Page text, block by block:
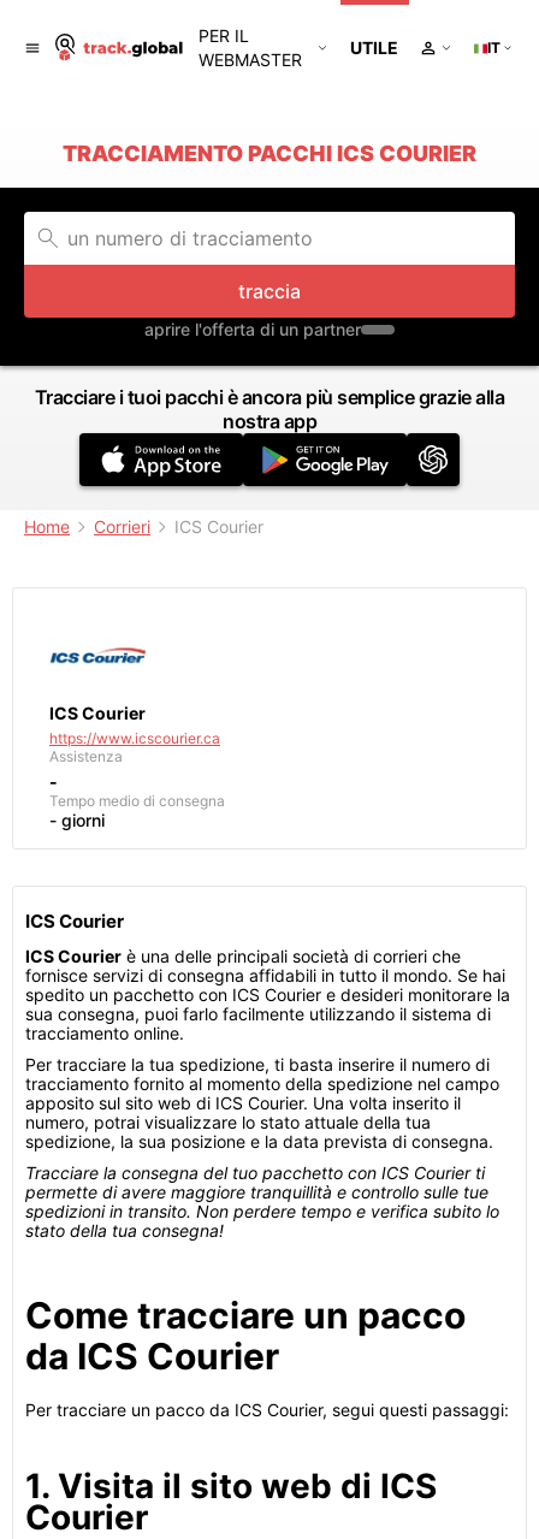
PER IL
WEBMASTER
UTILE IT
TRACCIAMENTO PACCHI ICS COURIER
traccia
aprire l'offerta di un partner
Tracciare i tuoi pacchi è ancora più semplice grazie alla
nostra app
Home Corrieri ICS Courier
ICS Courier
https://www.icscourier.ca
Assistenza
-
Tempo medio di consegna
- giorni
ICS Courier
ICS Courier è una delle principali società di corrieri che
fornisce servizi di consegna affidabili in tutto il mondo. Se hai
spedito un pacchetto con ICS Courier e desideri monitorare la
sua consegna, puoi farlo facilmente utilizzando il sistema di
tracciamento online.
Per tracciare la tua spedizione, ti basta inserire il numero di
tracciamento fornito al momento della spedizione nel campo
apposito sul sito web di ICS Courier. Una volta inserito il
numero, potrai visualizzare lo stato attuale della tua
spedizione, la sua posizione e la data prevista di consegna.
Tracciare la consegna del tuo pacchetto con ICS Courier ti
permette di avere maggiore tranquillità e controllo sulle tue
spedizioni in transito. Non perdere tempo e verifica subito lo
stato della tua consegna!
Come tracciare un pacco
da ICS Courier
Per tracciare un pacco da ICS Courier, segui questi passaggi:
1. Visita il sito web di ICS
Courier